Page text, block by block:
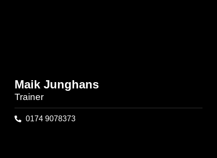
Maik Junghans
Trainer
0174 9078373